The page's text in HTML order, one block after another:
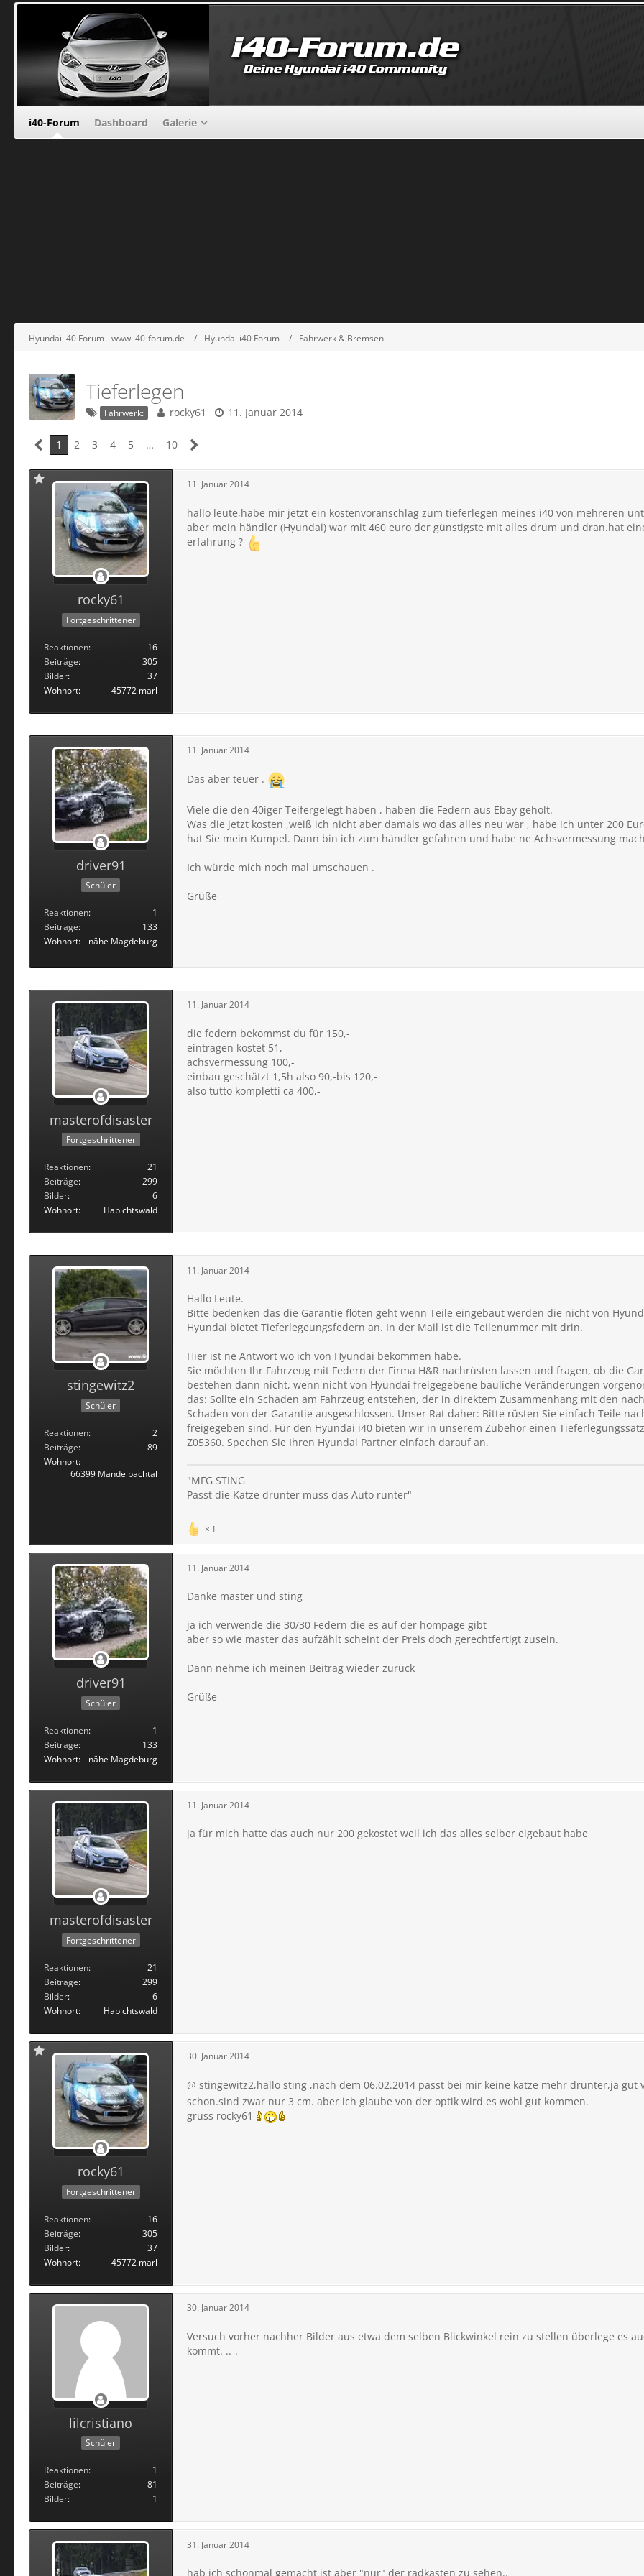
i40-Forum Dashboard Galerie
Hyundai i40 Forum - www.i40-forum.de Hyundai i40 Forum Fahrwerk & Bremsen
Tieferlegen
Fahrwerk: rocky61 11. Januar 2014
1 2 3 4 5 … 10
rocky61
Fortgeschrittener
Reaktionen
16
Beiträge
305
Bilder
37
Wohnort
45772 marl
11. Januar 2014
hallo leute,habe mir jetzt ein kostenvoranschlag zum tieferlegen meines i40 von mehreren
aber mein händler (Hyundai) war mit 460 euro der günstigste mit alles drum und dran.hat
erfahrung ?
driver91
Schüler
Reaktionen
1
Beiträge
133
Wohnort
nähe Magdeburg
11. Januar 2014
Das aber teuer .
Viele die den 40iger Teifergelegt haben , haben die Federn aus Ebay geholt.
Was die jetzt kosten ,weiß ich nicht aber damals wo das alles neu war , habe ich unter 200
hat Sie mein Kumpel. Dann bin ich zum händler gefahren und habe ne Achsvermessung
Ich würde mich noch mal umschauen .
Grüße
masterofdisaster
Fortgeschrittener
Reaktionen
21
Beiträge
299
Bilder
6
Wohnort
Habichtswald
11. Januar 2014
die federn bekommst du für 150,-
eintragen kostet 51,-
achsvermessung 100,-
einbau geschätzt 1,5h also 90,-bis 120,-
also tutto kompletti ca 400,-
stingewitz2
Schüler
Reaktionen
2
Beiträge
89
Wohnort
66399 Mandelbachtal
11. Januar 2014
Hallo Leute.
Bitte bedenken das die Garantie flöten geht wenn Teile eingebaut werden die nicht von
Hyundai bietet Tieferlegeungsfedern an. In der Mail ist die Teilenummer mit drin.
Hier ist ne Antwort wo ich von Hyundai bekommen habe.
Sie möchten Ihr Fahrzeug mit Federn der Firma H&R nachrüsten lassen und fragen, ob die
bestehen dann nicht, wenn nicht von Hyundai freigegebene bauliche Veränderungen
das: Sollte ein Schaden am Fahrzeug entstehen, der in direktem Zusammenhang mit den
Schaden von der Garantie ausgeschlossen. Unser Rat daher: Bitte rüsten Sie einfach Teile
freigegeben sind. Für den Hyundai i40 bieten wir in unserem Zubehör einen
Z05360. Spechen Sie Ihren Hyundai Partner einfach darauf an.
"MFG STING
Passt die Katze drunter muss das Auto runter"
1
driver91
Schüler
Reaktionen
1
Beiträge
133
Wohnort
nähe Magdeburg
11. Januar 2014
Danke master und sting
ja ich verwende die 30/30 Federn die es auf der hompage gibt
aber so wie master das aufzählt scheint der Preis doch gerechtfertigt zusein.
Dann nehme ich meinen Beitrag wieder zurück
Grüße
masterofdisaster
Fortgeschrittener
Reaktionen
21
Beiträge
299
Bilder
6
Wohnort
Habichtswald
11. Januar 2014
ja für mich hatte das auch nur 200 gekostet weil ich das alles selber eigebaut habe
rocky61
Fortgeschrittener
Reaktionen
16
Beiträge
305
Bilder
37
Wohnort
45772 marl
30. Januar 2014
@ stingewitz2,hallo sting ,nach dem 06.02.2014 passt bei mir keine katze mehr drunter,ja
schon.sind zwar nur 3 cm. aber ich glaube von der optik wird es wohl gut kommen.
gruss rocky61
lilcristiano
Schüler
Reaktionen
1
Beiträge
81
Bilder
1
30. Januar 2014
Versuch vorher nachher Bilder aus etwa dem selben Blickwinkel rein zu stellen überlege es
kommt. ..-.-
31. Januar 2014
hab ich schonmal gemacht ist aber "nur" der radkasten zu sehen..